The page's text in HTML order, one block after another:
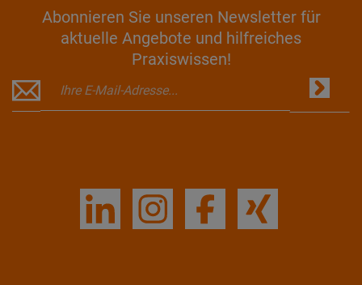
Abonnieren Sie unseren Newsletter für
aktuelle Angebote und hilfreiches
Praxiswissen!